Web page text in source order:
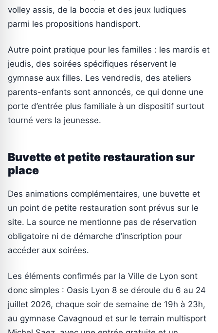
volley assis, de la boccia et des jeux ludiques
parmi les propositions handisport.
Autre point pratique pour les familles : les mardis et
jeudis, des soirées spécifiques réservent le
gymnase aux filles. Les vendredis, des ateliers
parents-enfants sont annoncés, ce qui donne une
porte d’entrée plus familiale à un dispositif surtout
tourné vers la jeunesse.
Buvette et petite restauration sur
place
Des animations complémentaires, une buvette et
un point de petite restauration sont prévus sur le
site. La source ne mentionne pas de réservation
obligatoire ni de démarche d’inscription pour
accéder aux soirées.
Les éléments confirmés par la Ville de Lyon sont
donc simples : Oasis Lyon 8 se déroule du 6 au 24
juillet 2026, chaque soir de semaine de 19h à 23h,
au gymnase Cavagnoud et sur le terrain multisport